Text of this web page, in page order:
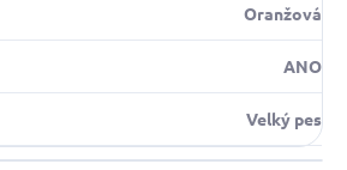
Oranžová
ANO
Velký pes